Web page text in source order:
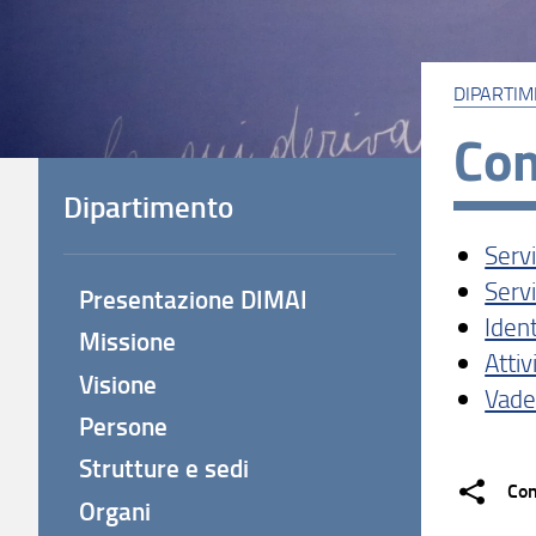
Dipartimento
Presentazione DIMAI
Missione
Visione
Persone
Strutture e sedi
Organi